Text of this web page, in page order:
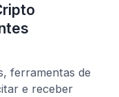
ferramentas de
e receber